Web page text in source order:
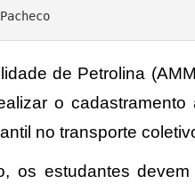
de Petrolina
o
no transporte
os estudantes